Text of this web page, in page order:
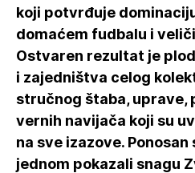
koji potvrđuje
domaćem fudbalu i
Ostvaren rezultat je
i zajedništva celog
stručnog štaba, uprave,
vernih navijača koji su
na sve izazove.
jednom pokazali snagu